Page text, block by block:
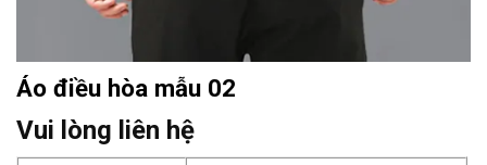
Áo điều hòa mẫu 02
Vui lòng liên hệ